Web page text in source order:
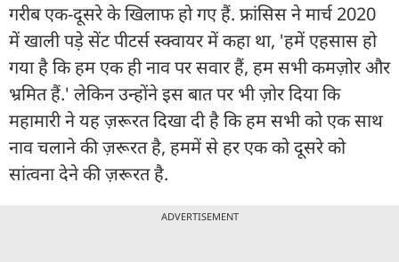
गरीब एक-दूसरे के खिलाफ हो गए हैं. फ्रांसिस ने मार्च 2020
में खाली पड़े सेंट पीटर्स स्क्वायर में कहा था, 'हमें एहसास हो
गया है कि हम एक ही नाव पर सवार हैं, हम सभी कमज़ोर और
भ्रमित हैं.' लेकिन उन्होंने इस बात पर भी ज़ोर दिया कि
महामारी ने यह ज़रूरत दिखा दी है कि हम सभी को एक साथ
नाव चलाने की ज़रूरत है, हममें से हर एक को दूसरे को
सांत्वना देने की ज़रूरत है.
ADVERTISEMENT